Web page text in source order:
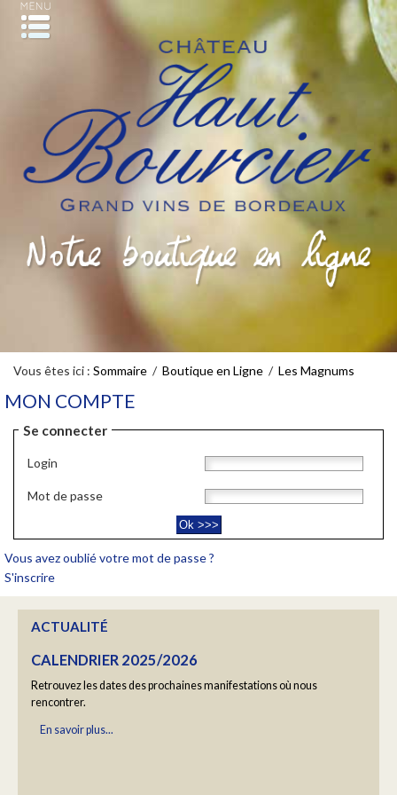
ACTUALITÉ
YOGA "RALENTIR" AVEC BARBARA COTTAVOZ
Un moment hors du temps
CALENDRIER 2025/2026
rencontrer.
Vous êtes ici : Sommaire / Boutique en Ligne / Les Magnums
MON COMPTE
Se connecter
Login
Mot de passe
Vous avez oublié votre mot de passe ?
S'inscrire